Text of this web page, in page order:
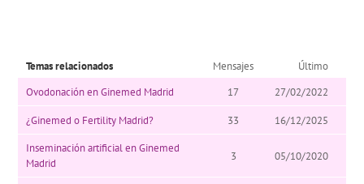
Temas relacionados Mensajes
Último
Ovodonación en Ginemed Madrid
17 27/02/2022
¿Ginemed o Fertility Madrid? 33
16/12/2025
Inseminación artificial en Ginemed
Madrid
3 05/10/2020